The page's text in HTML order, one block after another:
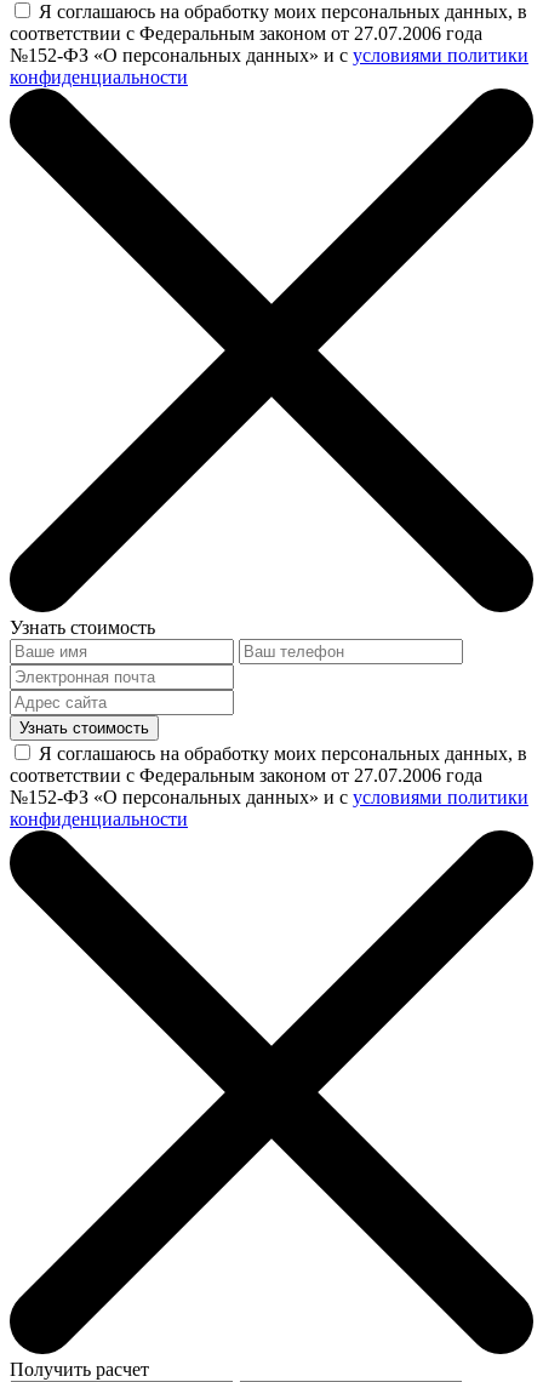
Я соглашаюсь на обработку моих персональных данных, в
соответствии с Федеральным законом от 27.07.2006 года
№152-ФЗ «О персональных данных» и с условиями политики
конфиденциальности
Узнать стоимость
Узнать стоимость
Я соглашаюсь на обработку моих персональных данных, в
соответствии с Федеральным законом от 27.07.2006 года
№152-ФЗ «О персональных данных» и с условиями политики
конфиденциальности
Получить расчет